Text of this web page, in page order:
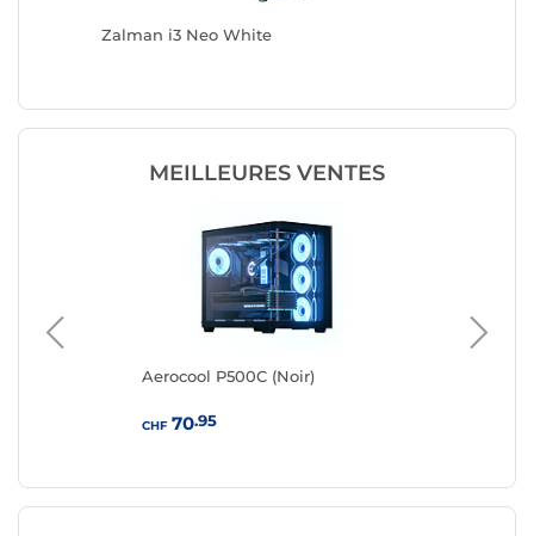
Zalman i3 Neo White
MEILLEURES VENTES
Aerocool P500C (Noir)
CHF70.95